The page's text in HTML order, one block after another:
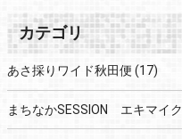
カテゴリ
あさ採りワイド秋田便 (17)
まちなかSESSION エキマイク